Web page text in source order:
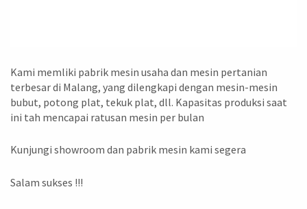
Kami memliki pabrik mesin usaha dan mesin pertanian
terbesar di Malang, yang dilengkapi dengan mesin-mesin
bubut, potong plat, tekuk plat, dll. Kapasitas produksi saat
ini tah mencapai ratusan mesin per bulan
Kunjungi showroom dan pabrik mesin kami segera
Salam sukses !!!